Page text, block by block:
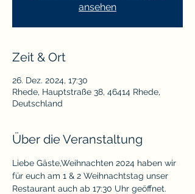
ansehen
Zeit & Ort
26. Dez. 2024, 17:30
Rhede, Hauptstraße 38, 46414 Rhede,
Deutschland
Über die Veranstaltung
Liebe Gäste,Weihnachten 2024 haben wir
für euch am 1 & 2 Weihnachtstag unser
Restaurant auch ab 17:30 Uhr geöffnet.